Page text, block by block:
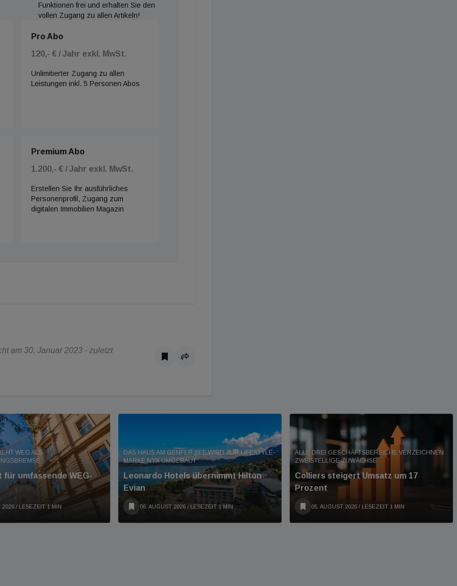
Funktionen frei und erhalten Sie den
vollen Zugang zu allen Artikeln!
Pro Abo
120,- € / Jahr exkl. MwSt.
Unlimitierter Zugang zu allen
Leistungen inkl. 5 Personen Abos
Premium Abo
1.200,- € / Jahr exkl. MwSt.
Erstellen Sie Ihr ausführliches
Personenprofil, Zugang zum
digitalen Immobilien Magazin
am 30. Januar 2023 - zuletzt
WEG ALS
für umfassende WEG-
2026 / LESEZEIT 1 MIN
DAS HAUS AM GENFER SEE WIRD ZUR LIFESTYLE-
MARKE NYX UMGEBAUT
Leonardo Hotels übernimmt Hilton
Evian
06. AUGUST 2026 / LESEZEIT 1 MIN
ALLE DREI GESCHÄFTSBEREICHE VERZEICHNEN
ZWEISTELLIGE ZUWÄCHSE
Colliers steigert Umsatz um 17
Prozent
05. AUGUST 2026 / LESEZEIT 1 MIN